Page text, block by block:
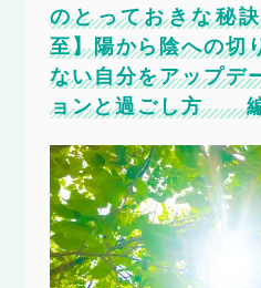
のとっておきな秘
至】陽から陰への切
ない自分をアップデ
ョンと過ごし方